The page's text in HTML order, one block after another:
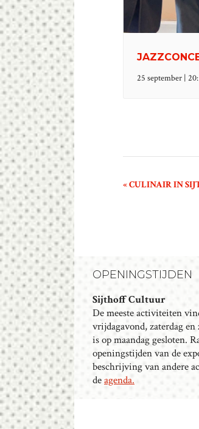
25 september |
E
E
N
T
N
A
V
I
«CULINAIR IN
OPENINGSTIJDEN
Sijthoff Cultuur
De meeste activiteiten
vrijdagavond, zaterdag
is op maandag gesloten.
openingstijden van de
beschrijving van andere
deagenda.